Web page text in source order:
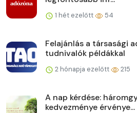
1 hét ezelőtt 54
Felajánlás a társasági
tudnivalók példákkal
2 hónapja ezelőtt 215
A nap kérdése:
kedvezménye érvénye...